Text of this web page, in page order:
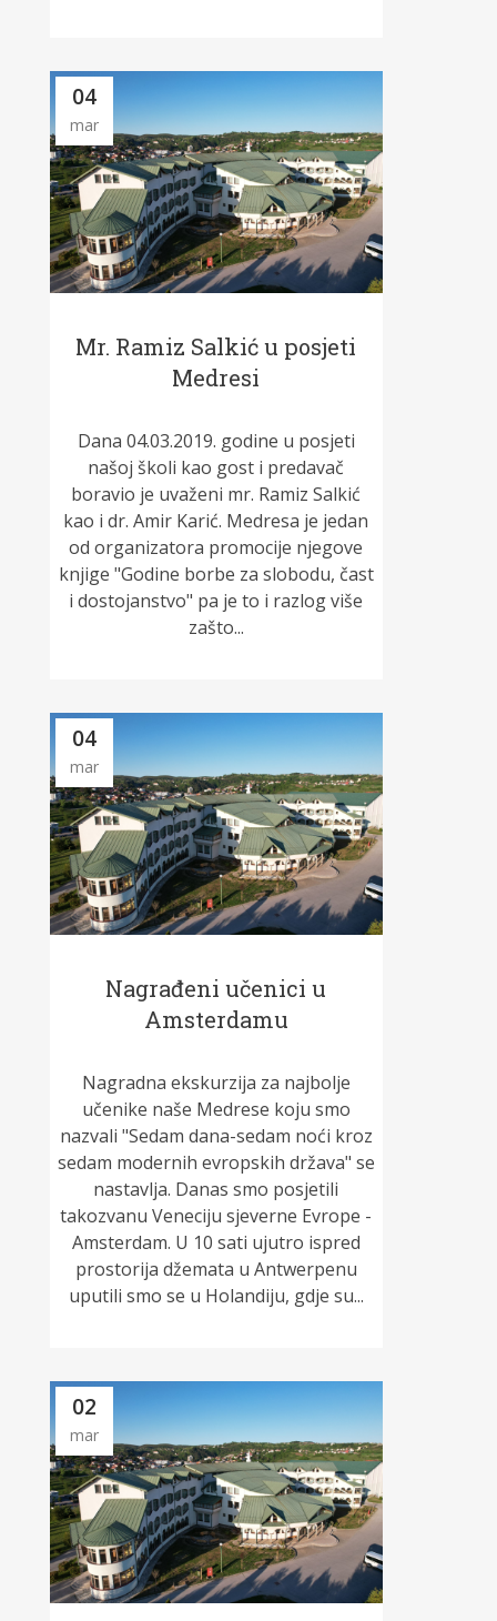
04
mar
Mr. Ramiz Salkić u posjeti
Medresi
Dana 04.03.2019. godine u posjeti
našoj školi kao gost i predavač
boravio je uvaženi mr. Ramiz Salkić
kao i dr. Amir Karić. Medresa je jedan
od organizatora promocije njegove
knjige "Godine borbe za slobodu, čast
i dostojanstvo" pa je to i razlog više
zašto...
04
mar
Nagrađeni učenici u
Amsterdamu
Nagradna ekskurzija za najbolje
učenike naše Medrese koju smo
nazvali "Sedam dana-sedam noći kroz
sedam modernih evropskih država" se
nastavlja. Danas smo posjetili
takozvanu Veneciju sjeverne Evrope -
Amsterdam. U 10 sati ujutro ispred
prostorija džemata u Antwerpenu
uputili smo se u Holandiju, gdje su...
02
mar